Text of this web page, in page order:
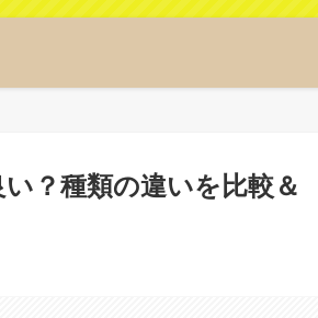
？種類の違いを比較＆